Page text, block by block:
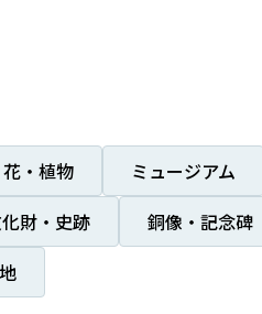
花・植物
ミュージアム
財・史跡 銅像・記念碑